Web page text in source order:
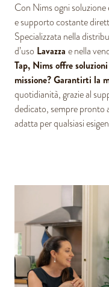
Con Nims ogni
e supporto costante
Specializzata nella
d’uso Lavazza e nella
Tap, Nims offre
missione? Garantirti la
quotidianità, grazie al
dedicato, sempre pronto
adatta per qualsiasi